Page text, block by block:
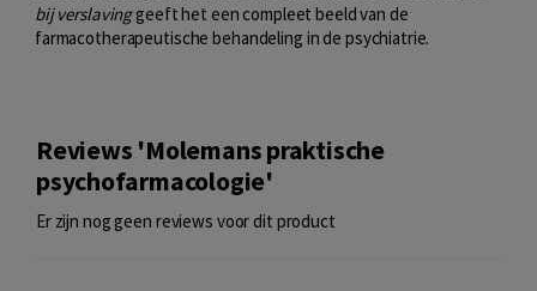
bij verslavinggeeft het een compleet beeld van de
farmacotherapeutische behandeling in de psychiatrie.
Reviews 'Molemans praktische
psychofarmacologie'
Er zijn nog geen reviews voor dit product